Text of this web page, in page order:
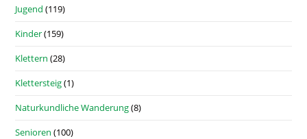
Jugend (119)
Kinder(159)
Klettern (28)
Klettersteig(1)
Naturkundliche Wanderung(8)
Senioren (100)